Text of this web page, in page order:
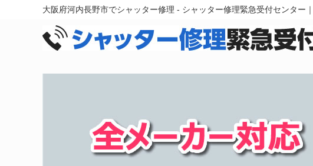
大阪府河内長野市でシャッター修理 - シャッター修理緊急受付センター